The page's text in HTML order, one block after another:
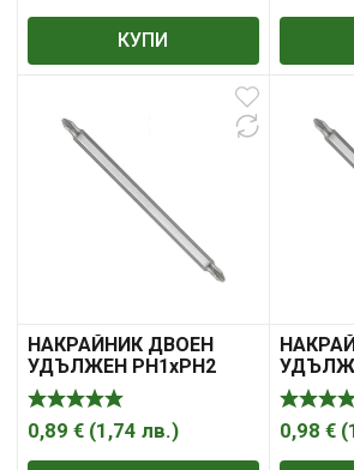
КУПИ
НАКРАЙНИК ДВОЕН
УДЪЛЖЕН PH1xPH2
FORCE
0,89 € (1,74 лв.)
FORCE
0,98 € (